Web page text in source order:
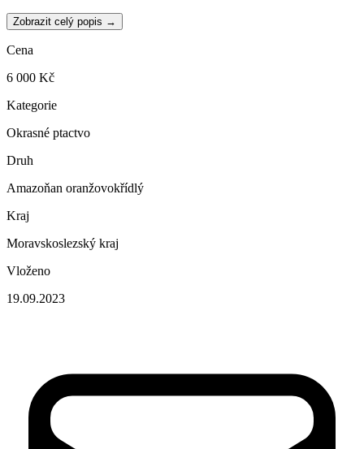
Zobrazit celý popis →
Cena
6 000 Kč
Kategorie
Okrasné ptactvo
Druh
Amazoňan oranžovokřídlý
Kraj
Moravskoslezský kraj
Vloženo
19.09.2023